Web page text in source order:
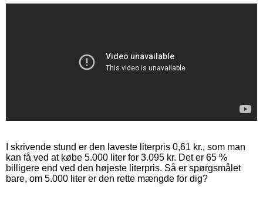
I skrivende stund er den laveste literpris 0,61 kr., som man
kan få ved at købe 5.000 liter for 3.095 kr. Det er 65 %
billigere end ved den højeste literpris. Så er spørgsmålet
bare, om 5.000 liter er den rette mængde for dig?